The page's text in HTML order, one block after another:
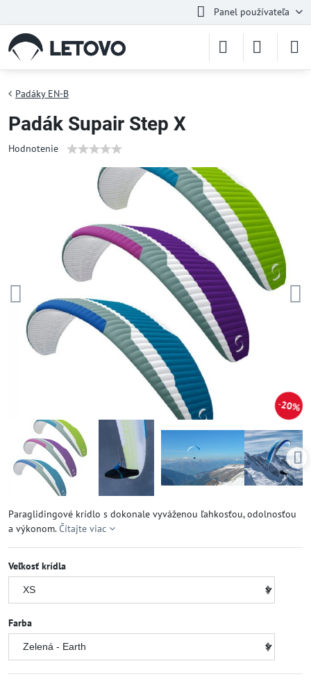
Panel používateľa
20%
Padáky EN-B
Padák Supair Step X
Hodnotenie
Paraglidingové krídlo s dokonale vyváženou ľahkosťou, odolnosťou
a výkonom.Čítajte viac
Veľkosť krídla
Farba